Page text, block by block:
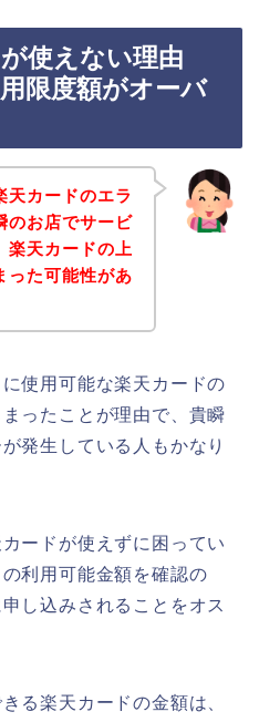
使えない理由
限度額がオーバ
天カードのエラ
のお店でサービ
楽天カードの上
った可能性があ
使用可能な楽天カードの
ったことが理由で、貴瞬
発生している人もかなり
ードが使えずに困ってい
利用可能金額を確認の
し込みされることをオス
る楽天カードの金額は、